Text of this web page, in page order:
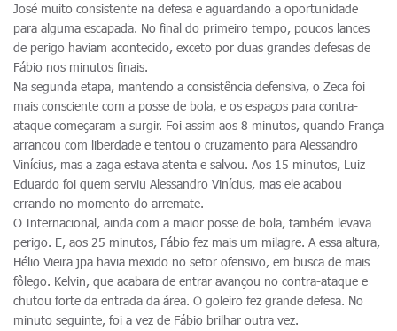
José muito consistente na defesa e aguardando a oportunidade
para alguma escapada. No final do primeiro tempo, poucos lances
de perigo haviam acontecido, exceto por duas grandes defesas de
Fábio nos minutos finais.
Na segunda etapa, mantendo a consistência defensiva, o Zeca foi
mais consciente com a posse de bola, e os espaços para contra-
ataque começaram a surgir. Foi assim aos 8 minutos, quando França
arrancou com liberdade e tentou o cruzamento para Alessandro
Vinícius, mas a zaga estava atenta e salvou. Aos 15 minutos, Luiz
Eduardo foi quem serviu Alessandro Vinícius, mas ele acabou
errando no momento do arremate.
O Internacional, ainda com a maior posse de bola, também levava
perigo. E, aos 25 minutos, Fábio fez mais um milagre. A essa altura,
Hélio Vieira jpa havia mexido no setor ofensivo, em busca de mais
fôlego. Kelvin, que acabara de entrar avançou no contra-ataque e
chutou forte da entrada da área. O goleiro fez grande defesa. No
minuto seguinte, foi a vez de Fábio brilhar outra vez.